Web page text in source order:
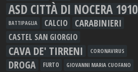
ASD CITTÀ DI NOCERA 1910
BATTIPAGLIA CALCIO CARABINIERI
CASTEL SAN GIORGIO
CAVA DE' TIRRENI CORONAVIRUS
DROGA FURTO GIOVANNI MARIA CUOFANO